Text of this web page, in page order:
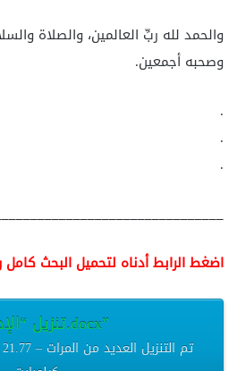
والحمد لله ربِّ العالمين، والصلاة
وصحبه أجمعين.
.
.
.
اضغط الرابط أدناه لتحميل البحث
تنزيل “الإحسان.docx”